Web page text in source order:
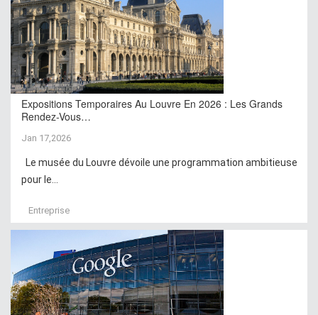
Expositions Temporaires Au Louvre En 2026 : Les Grands
Rendez-Vous…
Jan 17,2026
Le musée du Louvre dévoile une programmation ambitieuse
pour le...
Entreprise